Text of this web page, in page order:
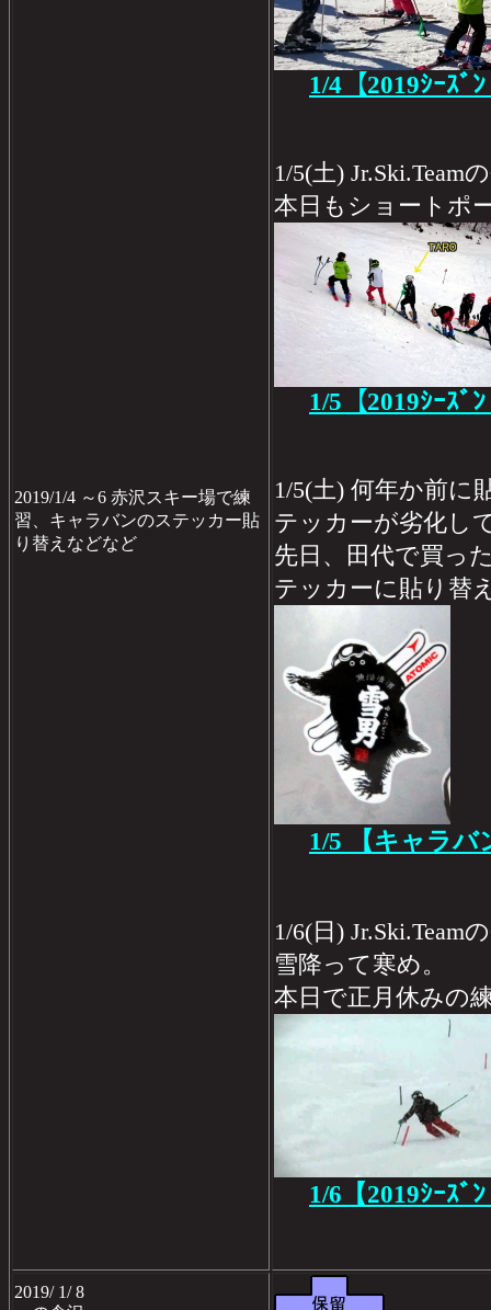
2019/1/4 ～6 赤沢スキー場で練
習、キャラバンのステッカー貼
り替えなどなど
1/4【2019ｼｰｽﾞ
1/5(土) Jr.Ski.Team
本日もショートポ
1/5【2019ｼｰｽﾞ
1/5(土) 何年か前に
テッカーが劣化し
先日、田代で買っ
テッカーに貼り替
1/5 【キャラバ
1/6(日) Jr.Ski.Team
雪降って寒め。
本日で正月休みの
1/6【2019ｼｰｽﾞ
2019/ 1/ 8